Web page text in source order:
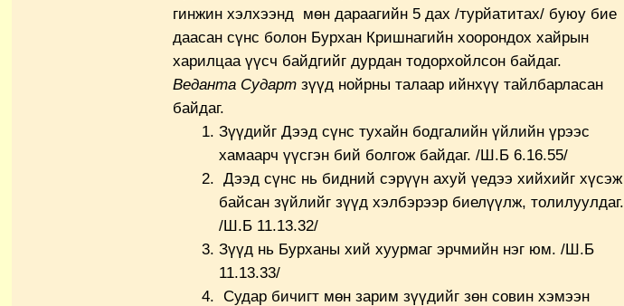
гинжин хэлхээнд мөн дараагийн 5 дах /турйатитах/ буюу бие
даасан сүнс болон Бурхан Кришнагийн хоорондох хайрын
харилцаа үүсч байдгийг дурдан тодорхойлсон байдаг.
Веданта Судартзүүд нойрны талаар ийнхүү тайлбарласан
байдаг.
Зүүдийг Дээд сүнс тухайн бодгалийн үйлийн үрээс
хамаарч үүсгэн бий болгож байдаг. /Ш.Б 6.16.55/
Дээд сүнс нь бидний сэрүүн ахуй үедээ хийхийг хүсэж
байсан зүйлийг зүүд хэлбэрээр биелүүлж, толилуулдаг.
/Ш.Б 11.13.32/
Зүүд нь Бурханы хий хуурмаг эрчмийн нэг юм. /Ш.Б
11.13.33/
Судар бичигт мөн зарим зүүдийг зөн совин хэмээн